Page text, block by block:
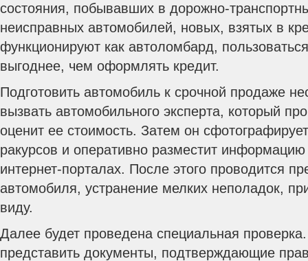
состояния, побывавших в дорожно-
неисправных автомобилей, новых, взятых в
функционируют как автоломбард,
выгоднее, чем оформлять кредит.
Подготовить автомобиль к срочной продаже
вызвать автомобильного эксперта, который
оценит ее стоимость. Затем он
ракурсов и оперативно разместит
интернет-порталах. После этого проводится
автомобиля, устранение мелких неполадок,
виду.
Далее будет проведена специальная
представить документы, подтверждающие